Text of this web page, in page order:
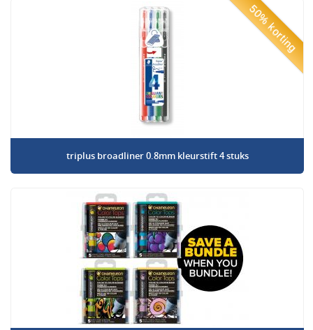
50% korting
triplus broadliner 0.8mm kleurstift 4 stuks